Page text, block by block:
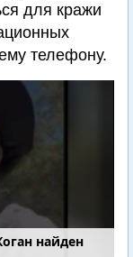
для кражи
телефону.
найден